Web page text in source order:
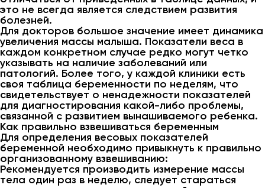
это не всегда является следствием развития
болезней.
Для докторов большое значение имеет динамика
увеличения массы малыша. Показатели веса в
каждом конкретном случае редко могут четко
указывать на наличие заболеваний или
патологий. Более того, у каждой клиники есть
своя таблица беременности по неделям, что
свидетельствует о ненадежности показателей
для диагностирования какой-либо проблемы,
связанной с развитием вынашиваемого ребенка.
Как правильно взвешиваться беременным
Для определения весовых показателей
беременной необходимо привыкнуть к правильно
организованному взвешиванию:
Рекомендуется производить измерение массы
тела один раз в неделю, следует стараться